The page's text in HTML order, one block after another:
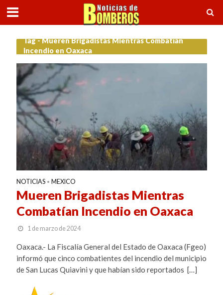
Tag - Mueren Brigadistas Mientras Combatían
Incendio en Oaxaca
NOTICIAS • MEXICO
Mueren Brigadistas Mientras
Combatían Incendio en Oaxaca
1 de marzo de 2024
Oaxaca.- La Fiscalía General del Estado de Oaxaca (Fgeo)
informó que cinco combatientes del incendio del municipio
de San Lucas Quiavini y que habían sido reportados […]